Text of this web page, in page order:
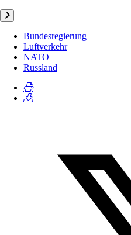
Bundesregierung
Luftverkehr
NATO
Russland